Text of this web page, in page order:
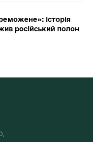
історія
російський полон